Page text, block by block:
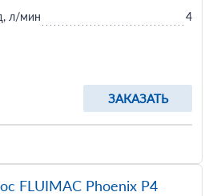
ЗАКАЗАТЬ
л/мин 4
FLUIMAC Phoenix P4